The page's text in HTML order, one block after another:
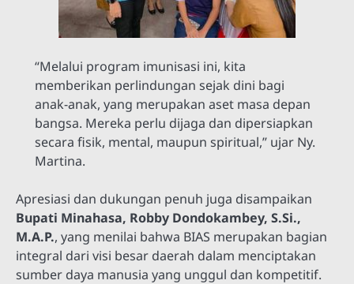
“Melalui program imunisasi ini, kita
memberikan perlindungan sejak dini bagi
anak-anak, yang merupakan aset masa depan
bangsa. Mereka perlu dijaga dan dipersiapkan
secara fisik, mental, maupun spiritual,” ujar Ny.
Martina.
Apresiasi dan dukungan penuh juga disampaikan
Bupati Minahasa, Robby Dondokambey, S.Si.,
M.A.P., yang menilai bahwa BIAS merupakan bagian
integral dari visi besar daerah dalam menciptakan
sumber daya manusia yang unggul dan kompetitif.